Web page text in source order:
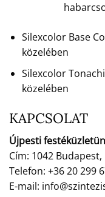
Silexcolor Base
közelében
Silexcolor
közelében
KAPCSOLAT
Újpesti
Cím: 1042
Telefon: +36 20 299
E-mail: